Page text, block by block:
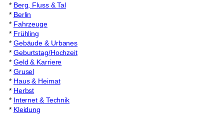
* Berg, Fluss & Tal
* Berlin
* Fahrzeuge
* Frühling
* Gebäude & Urbanes
* Geburtstag/Hochzeit
* Geld & Karriere
* Grusel
* Haus & Heimat
* Herbst
* Internet & Technik
* Kleidung